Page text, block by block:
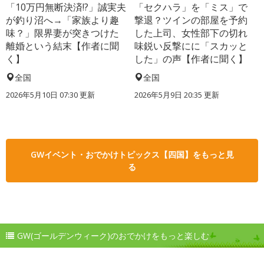
「10万円無断決済!?」誠実夫
が釣り沼へ→「家族より趣
味？」限界妻が突きつけた
離婚という結末【作者に聞
く】
全国
2026年5月10日 07:30 更新
「セクハラ」を「ミス」で
撃退？ツインの部屋を予約
した上司、女性部下の切れ
味鋭い反撃にに「スカッと
した」の声【作者に聞く】
全国
2026年5月9日 20:35 更新
GWイベント・おでかけトピックス【四国】をもっと見
る
GW(ゴールデンウィーク)のおでかけをもっと楽しむ